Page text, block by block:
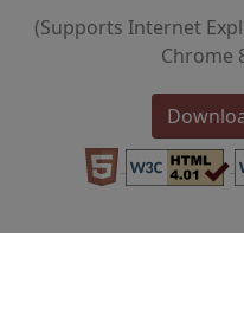
(Supports Internet
Chrome